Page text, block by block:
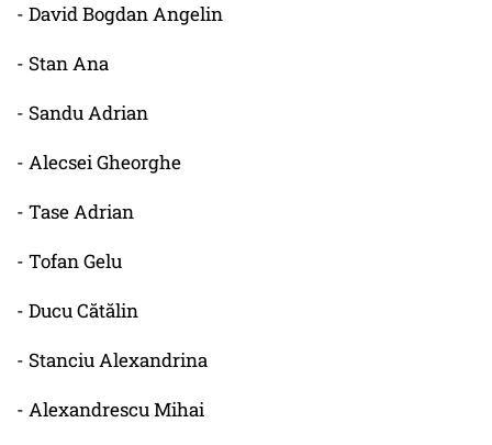
- David Bogdan Angelin
- Stan Ana
- Sandu Adrian
- Alecsei Gheorghe
- Tase Adrian
- Tofan Gelu
- Ducu Cătălin
- Stanciu Alexandrina
- Alexandrescu Mihai